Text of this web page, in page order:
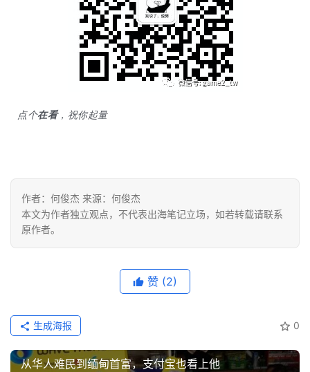
点个在看，祝你起量
作者：何俊杰 来源：何俊杰
本文为作者独立观点，不代表出海笔记立场，如若转载请联系
原作者。
赞 (2)
0
生成海报
从华人难民到缅甸首富，支付宝也看上他